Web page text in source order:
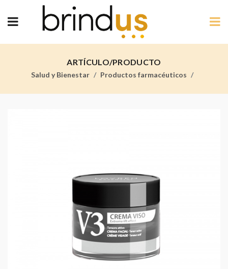
ARTÍCULO/PRODUCTO
Salud y Bienestar Productos farmacéuticos